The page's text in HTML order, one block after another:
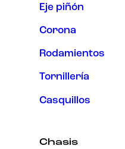
Eje piñón
Corona
Rodamientos
Tornillería
Casquillos
Chasis